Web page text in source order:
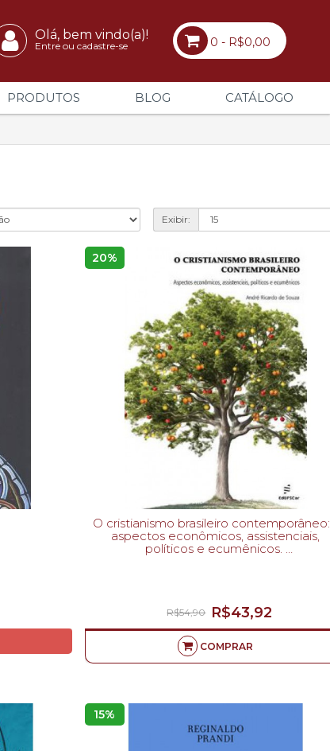
Olá, bem vindo(a)!
Entre ou cadastre-se 0 - R$0,00
PRODUTOS BLOG CATÁLOGO
Exibir:
20%
O cristianismo brasileiro contemporâneo:
aspectos econômicos, assistenciais,
políticos e ecumênicos.
R$43,92
R$54,90
COMPRAR
15%